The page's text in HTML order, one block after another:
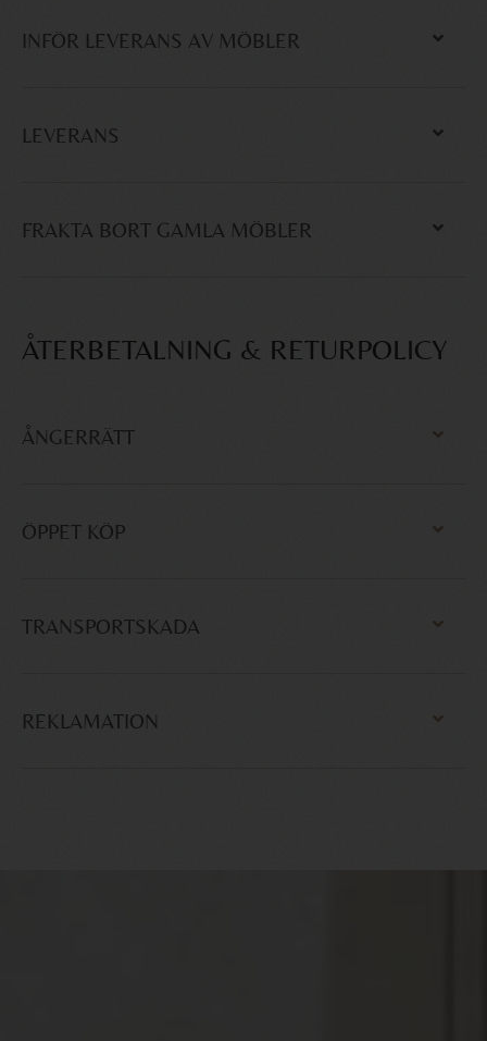
INFÖR LEVERANS AV MÖBLER
LEVERANS
FRAKTA BORT GAMLA MÖBLER
ÅTERBETALNING & RETURPOLICY
ÅNGERRÄTT
ÖPPET KÖP
TRANSPORTSKADA
REKLAMATION